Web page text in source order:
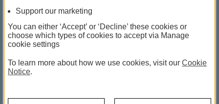
我認識的大部分成功專業人士都同意，畢業後選對第一
容易。盡早開始探索自我，是選對工作的秘訣。不過，
Support our marketing
You can either ‘Accept’ or ‘Decline’ these cookies or
choose which types of cookies to accept via Manage
cookie settings
To learn more about how we use cookies, visit our Cookie
Notice.